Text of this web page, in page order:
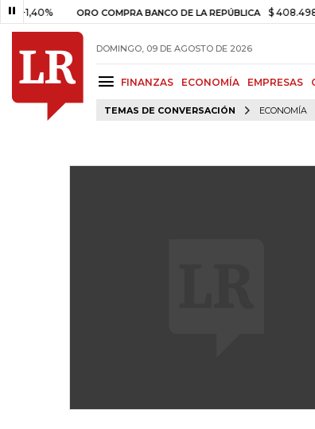
ORO COMPRA BANCO DE LA REPÚBLICA $ 408.498,97
DOMINGO, 09 DE AGOSTO DE 2026
FINANZAS ECONOMÍA EMPRESAS
TEMAS DE CONVERSACIÓN ECONOMÍA